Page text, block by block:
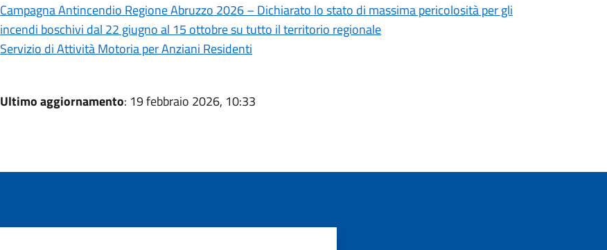
Campagna Antincendio Regione Abruzzo 2026 – Dichiarato lo stato di massima pericolosità per gli
incendi boschivi dal 22 giugno al 15 ottobre su tutto il territorio regionale
Servizio di Attività Motoria per Anziani Residenti
Ultimo aggiornamento: 19 febbraio 2026, 10:33